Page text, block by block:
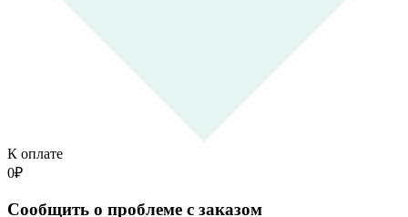
К оплате
0₽
Сообщить о проблеме с заказом